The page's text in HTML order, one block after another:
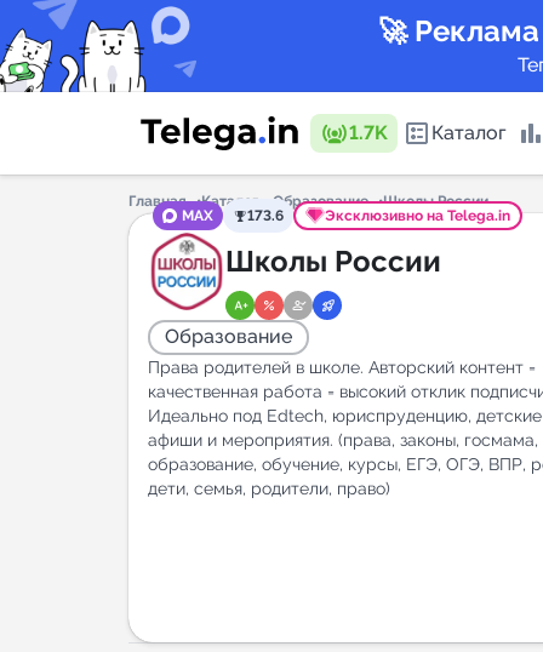
🚀
1.7K Каталог
Каталог
Главная Каталог Образование
Школы России
MAX
173.6 Эксклюзивно на Telega.in
Школы России
Образование
Права родителей в школе. Авторский контент =
качественная работа = высокий отклик
Идеально под Edtech, юриспруденцию, детские
афиши и мероприятия. (права, законы, госмама,
образование, обучение, курсы, ЕГЭ, ОГЭ, ВПР,
дети, семья, родители, право)